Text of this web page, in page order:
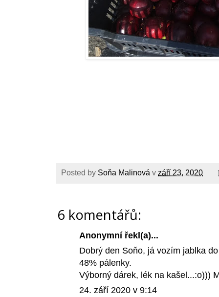
Posted by Soňa Malinová v září 23, 2020
6 komentářů:
Anonymní řekl(a)...
Dobrý den Soňo, já vozím jablka
48% pálenky.
Výborný dárek, lék na kašel...:o)))
24. září 2020 v 9:14